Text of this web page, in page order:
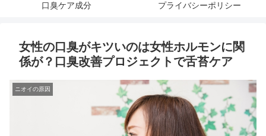
口臭ケア成分 プライバシーポリシー
女性の口臭がキツいのは女性ホルモンに関
係が？口臭改善プロジェクトで舌苔ケア
ニオイの原因